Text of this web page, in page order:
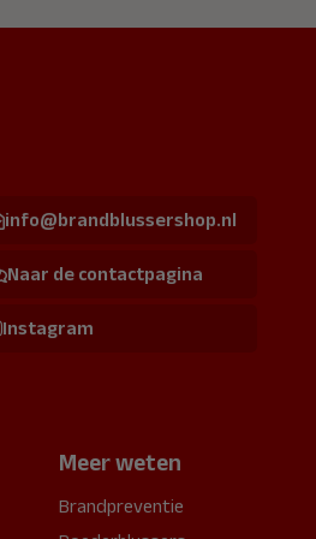
info@brandblussershop.nl
Naar de contactpagina
Instagram
Meer weten
Brandpreventie